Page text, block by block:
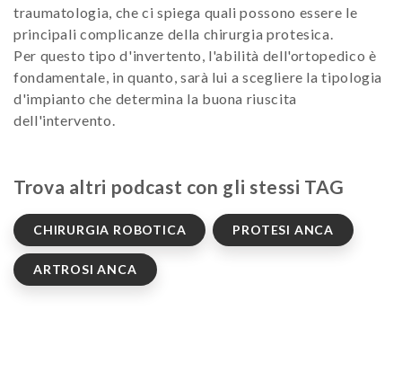
traumatologia, che ci spiega quali possono essere le
principali complicanze della chirurgia protesica.
Per questo tipo d'invertento, l'abilità dell'ortopedico è
fondamentale, in quanto, sarà lui a scegliere la tipologia
d'impianto che determina la buona riuscita
dell'intervento.
Trova altri podcast con gli stessi TAG
CHIRURGIA ROBOTICA PROTESI ANCA
ARTROSI ANCA